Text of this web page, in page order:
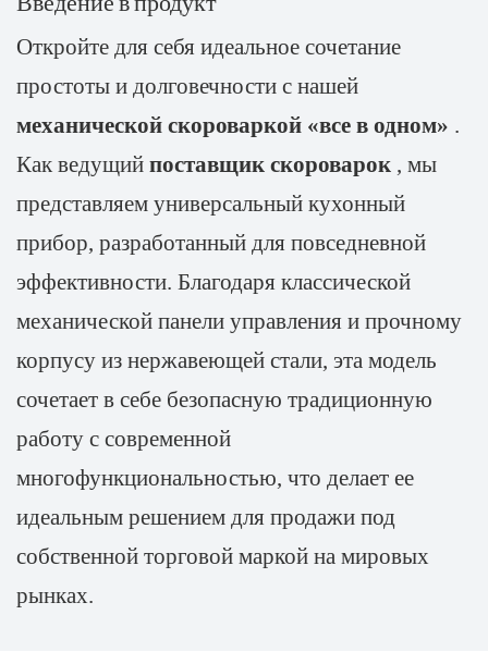
Откройте для себя идеальное сочетание
простоты и долговечности с нашей
механической скороваркой «все в одном» .
Как ведущий поставщик скороварок , мы
представляем универсальный кухонный
прибор, разработанный для повседневной
эффективности. Благодаря классической
механической панели управления и прочному
корпусу из нержавеющей стали, эта модель
сочетает в себе безопасную традиционную
работу с современной
многофункциональностью, что делает ее
идеальным решением для продажи под
собственной торговой маркой на мировых
рынках.